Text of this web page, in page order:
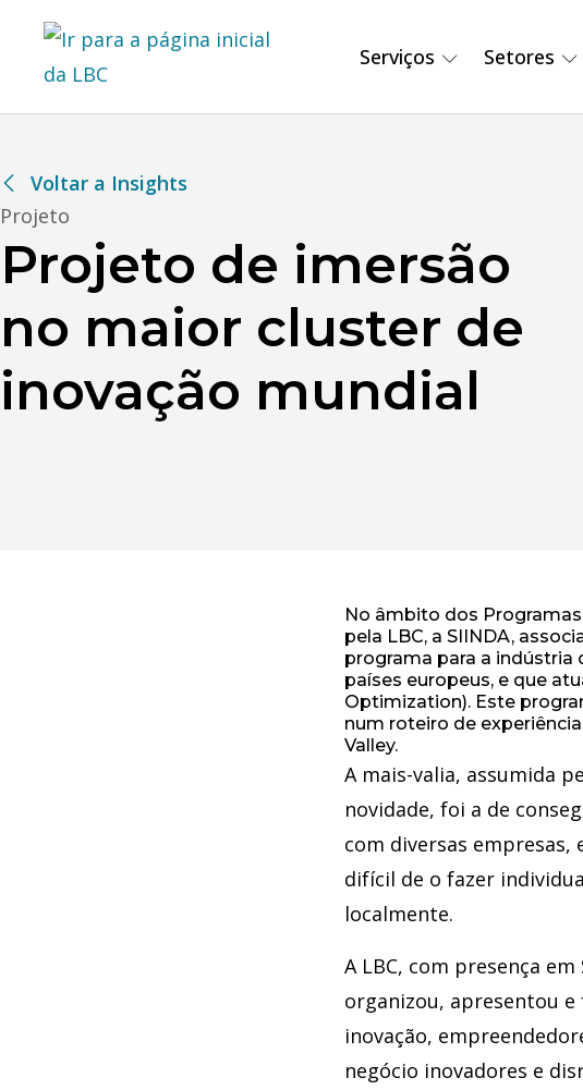
Serviços Setores
Voltar a Insights
Projeto
Projeto de imersão
no maior cluster de
inovação mundial
No âmbito dos
pela LBC, a SIINDA,
programa para a indústria
países europeus, e que
Optimization). Este
num roteiro de
Valley.
A mais-valia, assumida
novidade, foi a de
com diversas empresas,
difícil de o fazer
localmente.
A LBC, com presença
organizou, apresentou
inovação,
negócio inovadores e